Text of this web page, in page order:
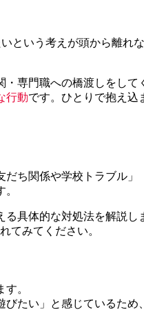
という考えが頭から離れ
専門職への橋渡しをして
行動です。ひとりで抱え込
ち関係や学校トラブル
る具体的な対処法を解説し
てみてください。
。
たい」と感じているた